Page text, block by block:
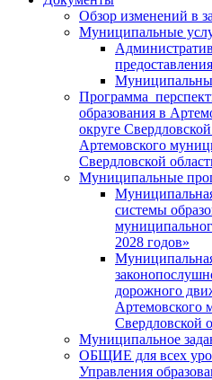
Обзор изменений в
Муниципальные
Программа
образования в
округе
Артемовского
Свердловской
Муниципальные
системы
2028 годов»
дорожного
Артемовского
Свердловской
Муниципальное
ОБЩИЕ для всех
Управления